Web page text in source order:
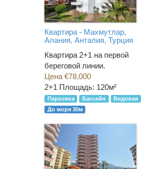
Квартира - Махмутлар,
Алания, Анталия, Турция
Квартира 2+1 на первой
береговой линии.
Цена €78,000
2+1 Площадь: 120м²
Парковка Бассейн
Видовая
До моря 30м